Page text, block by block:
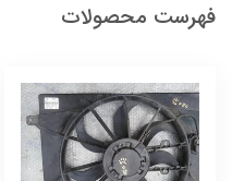
فهرست محصولات